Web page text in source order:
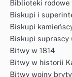
Biblioteki rodowe
Biskupi i
Biskupi
Biskupi suprascy
Bitwy w 1814
Bitwy w historii
Bitwy wojny